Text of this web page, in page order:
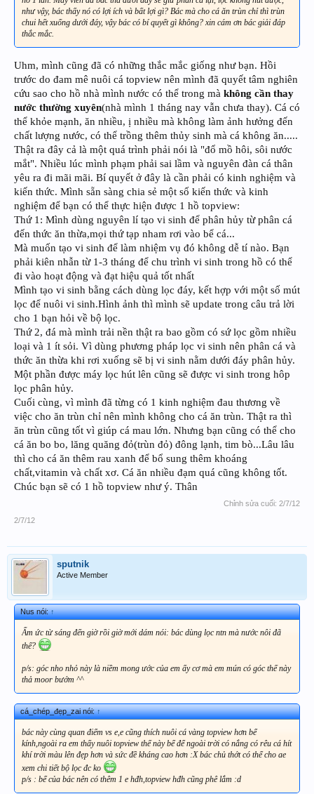
như vậy, bác thấy nó có lợi ích và bất lợi gì? Bác mà cho cá ăn trùn chỉ thì trùn
chui hết xuống dưới đáy, vậy bác có bí quyết gì không? xin cám ơn bác giải đáp
thắc mắc.
Uhm, mình cũng đã có những thắc mắc giống như bạn. Hồi
trước do đam mê nuôi cá topview nên mình đã quyết tâm nghiên
cứu sao cho hồ nhà mình nước có thể trong mà không cần thay
nước thường xuyên(nhà mình 1 tháng nay vẫn chưa thay). Cá có
thể khỏe mạnh, ăn nhiều, ị nhiều mà không làm ảnh hưởng đến
chất lượng nước, có thể trồng thêm thủy sinh mà cá không ăn.....
Thật ra đây cả là một quá trình phải nói là "đổ mồ hôi, sôi nước
mắt". Nhiều lúc mình phạm phải sai lầm và nguyên đàn cá thân
yêu ra đi mãi mãi. Bí quyết ở đây là cần phải có kinh nghiệm và
kiến thức. Mình sẵn sàng chia sẻ một số kiến thức và kinh
nghiệm để bạn có thể thực hiện được 1 hồ topview:
Thứ 1: Mình dùng nguyên lí tạo vi sinh để phân hủy từ phân cá
đến thức ăn thừa,mọi thứ tạp nham rơi vào bể cá...
Mà muốn tạo vi sinh để làm nhiệm vụ đó không dễ tí nào. Bạn
phải kiên nhẫn từ 1-3 tháng để chu trình vi sinh trong hồ có thể
đi vào hoạt động và đạt hiệu quả tốt nhất
Mình tạo vi sinh bằng cách dùng lọc đáy, kết hợp với một số mút
lọc để nuôi vi sinh.Hình ảnh thì mình sẽ update trong câu trả lời
cho 1 bạn hỏi về bộ lọc.
Thứ 2, đá mà mình trải nền thật ra bao gồm có sứ lọc gồm nhiều
loại và 1 ít sỏi. Vì dùng phương pháp lọc vi sinh nên phân cá và
thức ăn thừa khi rơi xuống sẽ bị vi sinh nằm dưới đáy phân hủy.
Một phần được máy lọc hút lên cũng sẽ được vi sinh trong hôp
lọc phân hủy.
Cuối cùng, vì mình đã từng có 1 kinh nghiệm đau thương về
việc cho ăn trùn chỉ nên mình không cho cá ăn trùn. Thật ra thì
ăn trùn cũng tốt vì giúp cá mau lớn. Nhưng bạn cũng có thể cho
cá ăn bo bo, lăng quăng đỏ(trùn đỏ) đông lạnh, tim bò...Lâu lâu
thì cho cá ăn thêm rau xanh để bổ sung thêm khoáng
chất,vitamin và chất xơ. Cá ăn nhiều đạm quá cũng không tốt.
Chúc bạn sẽ có 1 hồ topview như ý. Thân
Chỉnh sửa cuối: 2/7/12
2/7/12
sputnik
Active Member
Nus nói:↑
Ấm ức từ sáng đến giờ rồi giờ mới dám nói: bác dùng lọc ntn mà nước nôi đã
thế?
p/s: góc nho nhỏ này là niềm mong ước của em ấy cơ mà em mún có góc thế này
thả moor bướm ^^
cá_chép_đẹp_zai nói:↑
bác này cùng quan điểm vs e,e cũng thích nuôi cá vàng topview hơn bể
kính,ngoài ra em thấy nuôi topview thế này bể để ngoài trời có nắng có rêu cá hít
khí trời màu lên đẹp hơn và sức đề kháng cao hơn :X bác chủ thớt có thể cho ae
xem chi tiết bộ lọc đc ko
p/s : bể của bác nên có thêm 1 e hđh,topview hđh cũng phê lắm :d